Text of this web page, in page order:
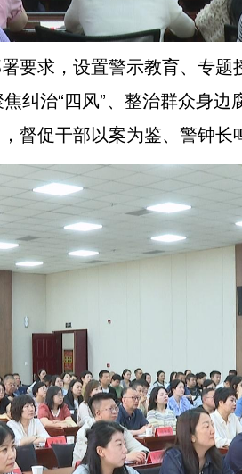
要求，设置警示教育、专
纠治“四风”、整治群众身
促干部以案为鉴、警钟长